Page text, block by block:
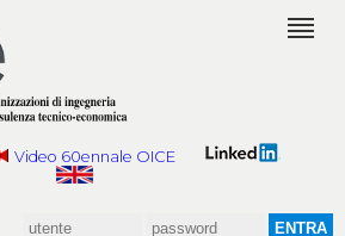
Video 60ennale OICE